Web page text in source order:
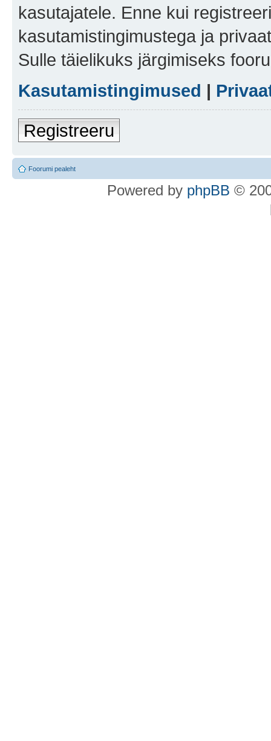
kasutajatele. Enne kui
kasutamistingimustega ja
Sulle täielikuks järgimiseks
Kasutamistingimused |
Registreeru
Foorumi pealeht
Powered by phpBB ©